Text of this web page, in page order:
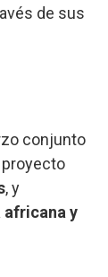
de sus
conjunto
proyecto
, y
africana y